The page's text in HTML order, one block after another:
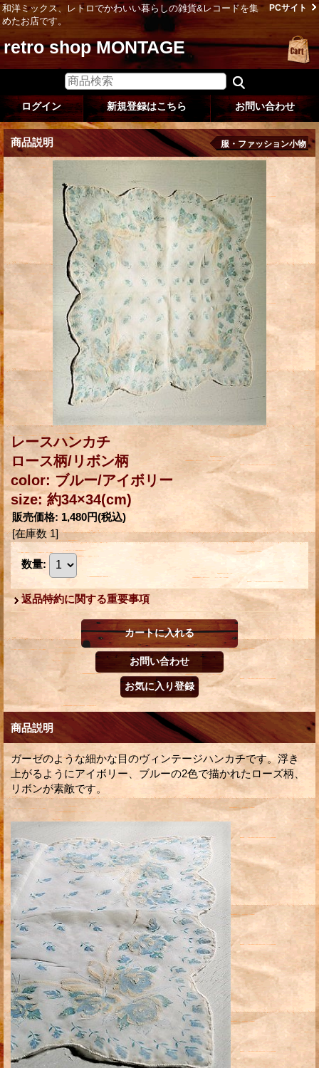
和洋ミックス、レトロでかわいい暮らしの雑貨&レコードを集
めたお店です。
PCサイト
retro shop MONTAGE
ログイン 新規登録はこちら お問い合わせ
商品説明 服・ファッション小物
レースハンカチ
ロース柄/リボン柄
color: ブルー/アイボリー
size: 約34×34(cm)
販売価格: 1,480円(税込)
[在庫数 1]
数量:
返品特約に関する重要事項
商品説明
ガーゼのような細かな目のヴィンテージハンカチです。浮き
上がるようにアイボリー、ブルーの2色で描かれたローズ柄、
リボンが素敵です。